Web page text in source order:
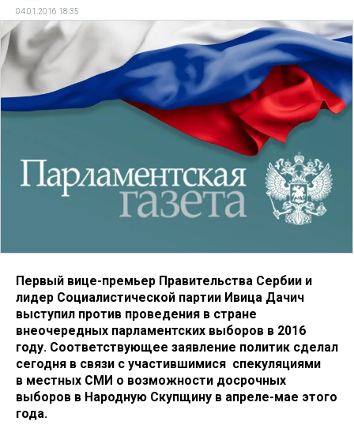
04.01.2016 18:35
Первый вице-премьер Правительства Сербии и
лидер Социалистической партии Ивица Дачич
выступил против проведения в стране
внеочередных парламентских выборов в 2016
году. Соответствующее заявление политик сделал
сегодня в связи с участившимися спекуляциями
в местных СМИ о возможности досрочных
выборов в Народную Скупщину в апреле-мае этого
года.